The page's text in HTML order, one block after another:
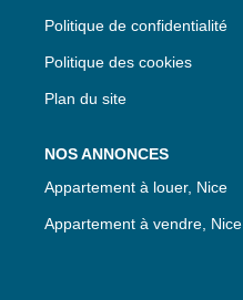
Politique de confidentialité
Politique des cookies
Plan du site
NOS ANNONCES
Appartement à louer, Nice
Appartement à vendre, Nice